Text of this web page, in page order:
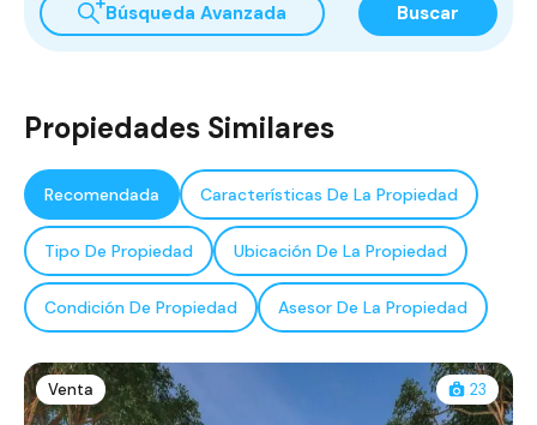
Búsqueda Avanzada Buscar
Propiedades Similares
Recomendada Características De La Propiedad
Tipo De Propiedad Ubicación De La Propiedad
Condición De Propiedad Asesor De La Propiedad
Venta 23